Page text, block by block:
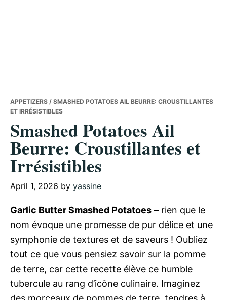
APPETIZERS / SMASHED POTATOES AIL BEURRE: CROUSTILLANTES
ET IRRÉSISTIBLES
Smashed Potatoes Ail
Beurre: Croustillantes et
Irrésistibles
April 1, 2026 by yassine
Garlic Butter Smashed Potatoes – rien que le
nom évoque une promesse de pur délice et une
symphonie de textures et de saveurs ! Oubliez
tout ce que vous pensiez savoir sur la pomme
de terre, car cette recette élève ce humble
tubercule au rang d’icône culinaire. Imaginez